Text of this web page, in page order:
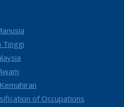
Tinggi
of Occupations